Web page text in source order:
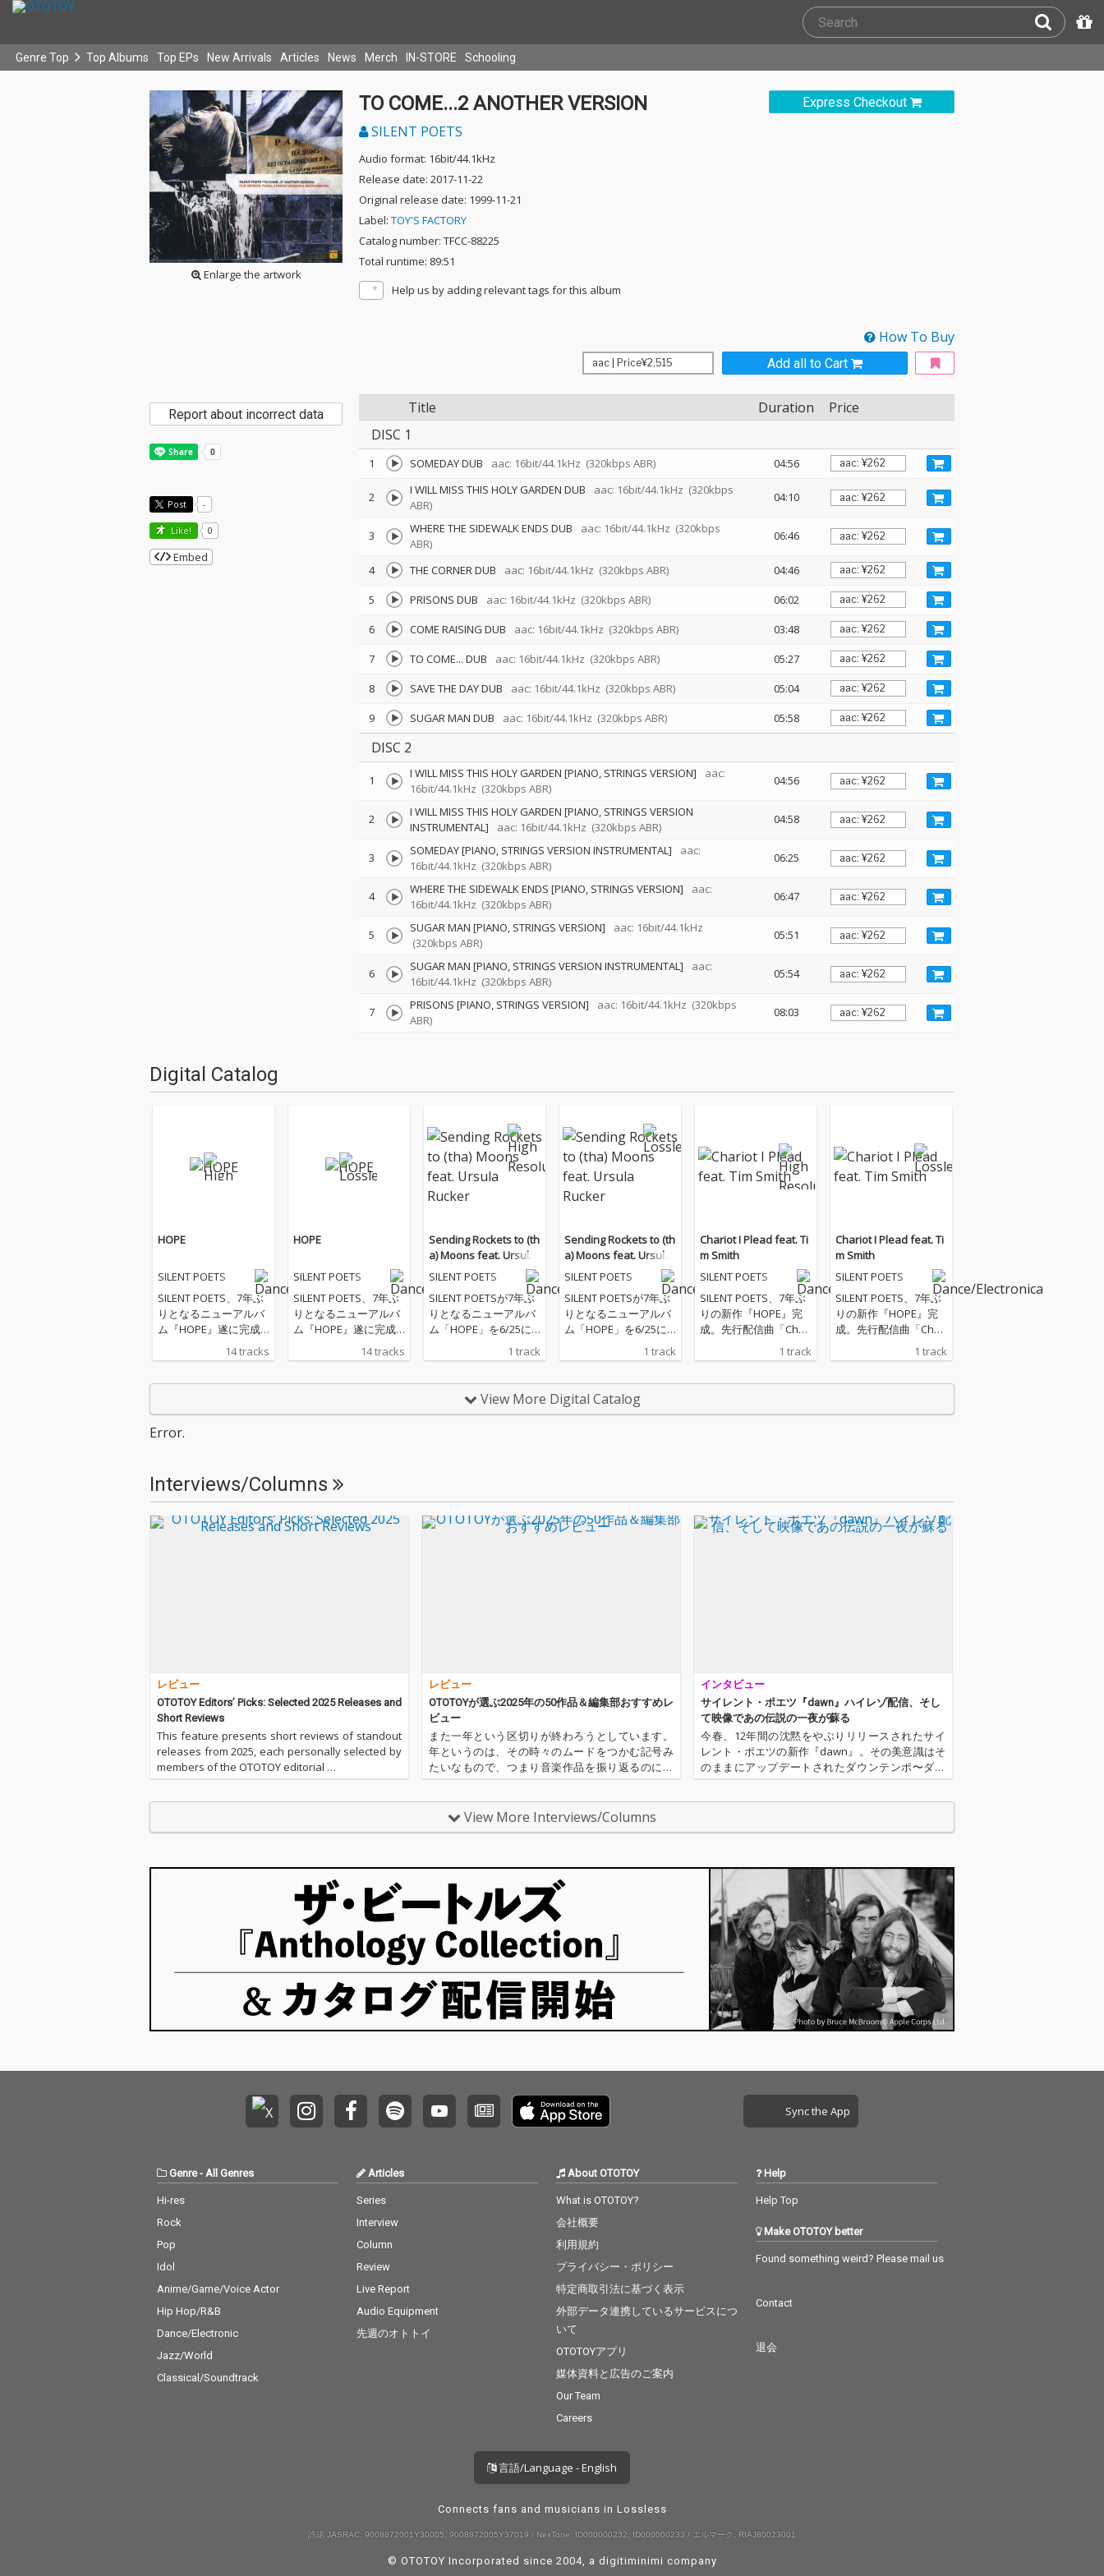
Genre Top Top Albums Top EPs New Arrivals Articles News Merch IN-STORE Schooling
Enlarge the artwork
Express Checkout
TO COME...2 ANOTHER VERSION
SILENT POETS
Audio format: 16bit/44.1kHz
Release date: 2017-11-22
Original release date: 1999-11-21
Label: TOY'S FACTORY
Catalog number: TFCC-88225
Total runtime: 89:51
Help us by adding relevant tags for this album
How To Buy
Add all to Cart
Title Duration
Price
DISC 1
1 SOMEDAY DUB aac: 16bit/44.1kHz (320kbps ABR) 04:56
2 I WILL MISS THIS HOLY GARDEN DUB aac: 16bit/44.1kHz (320kbps
ABR)
04:10
3 WHERE THE SIDEWALK ENDS DUB aac: 16bit/44.1kHz (320kbps
ABR)
06:46
4 THE CORNER DUB aac: 16bit/44.1kHz (320kbps ABR)
04:46
5
PRISONS DUB aac: 16bit/44.1kHz (320kbps ABR)
06:02
6
COME RAISING DUB aac: 16bit/44.1kHz (320kbps ABR)
03:48
7
TO COME... DUB aac: 16bit/44.1kHz (320kbps ABR)
05:27
8
SAVE THE DAY DUB aac: 16bit/44.1kHz (320kbps ABR)
05:04
9
SUGAR MAN DUB aac: 16bit/44.1kHz (320kbps ABR) 05:58
DISC 2
1 I WILL MISS THIS HOLY GARDEN [PIANO, STRINGS VERSION]
aac:
16bit/44.1kHz (320kbps ABR)
04:56
2
I WILL MISS THIS HOLY GARDEN [PIANO, STRINGS VERSION
INSTRUMENTAL]
aac: 16bit/44.1kHz (320kbps ABR)
04:58
3 SOMEDAY [PIANO, STRINGS VERSION INSTRUMENTAL]
aac:
16bit/44.1kHz (320kbps ABR)
06:25
4 WHERE THE SIDEWALK ENDS [PIANO, STRINGS VERSION]
aac:
16bit/44.1kHz (320kbps ABR)
06:47
5 SUGAR MAN [PIANO, STRINGS VERSION]
aac: 16bit/44.1kHz
(320kbps ABR)
05:51
6 SUGAR MAN [PIANO, STRINGS VERSION INSTRUMENTAL]
aac:
16bit/44.1kHz (320kbps ABR)
05:54
7 PRISONS [PIANO, STRINGS VERSION] aac: 16bit/44.1kHz (320kbps
ABR)
08:03
Report about incorrect data
Post -
Like! 0
Embed
Digital Catalog
HOPE
SILENT POETS
SILENT POETS、7年ぶ
りとなるニューアルバ
ム『HOPE』遂に完成!
中、Lady Blackbird、T
ュージシャンらと共に
欲作。世界的に人気を
誇る小島秀夫監督によ
る最新作、PlayStation
5用ゲーム『DEATH ST
14 tracks
HOPE
SILENT POETS
SILENT POETS、7年ぶ
りとなるニューアルバ
ム『HOPE』遂に完成!
中、Lady Blackbird、T
欲作。世界的に人気を
誇る小島秀夫監督によ
る最新作、PlayStation
5用ゲーム『DEATH ST
14 tracks
Sending Rockets to (th
a) Moons feat. Ursula
Rucker
SILENT POETS
SILENT POETSが7年ぶ
りとなるニューアルバ
ム「HOPE」を6/25に
け、収録曲『Sending
ns… feat. Ursula Ruck
er』をシングルリリー
ディングで参加。深い
祈りと希望を感じさせ
る広大な一曲。
1 track
Sending Rockets to (th
a) Moons feat. Ursula
Rucker
SILENT POETS
SILENT POETSが7年ぶ
りとなるニューアルバ
ム「HOPE」を6/25に
け、収録曲『Sending
ns… feat. Ursula Ruck
er』をシングルリリー
ディングで参加。深い
祈りと希望を感じさせ
る広大な一曲。
1 track
Chariot I Plead feat. Ti
m Smith
SILENT POETS
SILENT POETS、7年ぶ
りの新作『HOPE』完
成。先行配信曲「Chari
ot I Plead feat. Tim Smi
th」は、世界的ゲーム
えた重厚で壮大な一
曲。
1 track
Chariot I Plead feat. Ti
m Smith
SILENT POETS
SILENT POETS、7年ぶ
りの新作『HOPE』完
成。先行配信曲「Chari
ot I Plead feat. Tim Smi
th」は、世界的ゲーム
えた重厚で壮大な一
曲。
1 track
View More Digital Catalog
Error.
Interviews/Columns
レビュー
OTOTOY Editors’ Picks: Selected 2025 Releases and
Short Reviews
This feature presents short reviews of standout
releases from 2025, each personally selected by
members of the OTOTOY editorial …
レビュー
OTOTOYが選ぶ2025年の50作品＆編集部おすすめレ
ビュー
また一年という区切りが終わろうとしています。
年というのは、その時々のムードをつかむ記号み
たいなもので、つまり音楽作品を振り返るのにピ
ッタリですね！ というわけで、2025年、OTOTOY
取った作品・特集記事でその…
インタビュー
サイレント・ポエツ『dawn』ハイレゾ配信、そし
て映像であの伝説の一夜が蘇る
今春、12年間の沈黙をやぶりリリースされたサイ
レント・ポエツの新作『dawn』。その美意識はそ
のままにアップデートされたダウンテンポ〜ダブ
を響かせた。フィーチャンリグにはこれまでの本
View More Interviews/Columns
Sync the App
Genre- All Genres
Hi-res
Rock
Pop
Idol
Anime/Game/Voice Actor
Hip Hop/R&B
Dance/Electronic
Jazz/World
Classical/Soundtrack
Articles
Series
Interview
Column
Review
Live Report
Audio Equipment
先週のオトトイ
About OTOTOY
What is OTOTOY?
会社概要
利用規約
プライバシー・ポリシー
特定商取引法に基づく表示
外部データ連携しているサービスにつ
いて
OTOTOYアプリ
媒体資料と広告のご案内
Our Team
Careers
Help
Help Top
Make OTOTOY better
Found something weird? Please mail us
Contact
退会
言語/Language - English
Connects fans and musicians in Lossless
許諾 JASRAC: 9008872001Y30005, 9008872005Y37019 / NexTone: ID000000232, ID000000233 / エルマーク: RIAJ80023001
© OTOTOY Incorporated since 2004, a digitiminimi company